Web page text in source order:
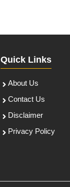
Quick Links
About Us
Contact Us
Disclaimer
Privacy Policy